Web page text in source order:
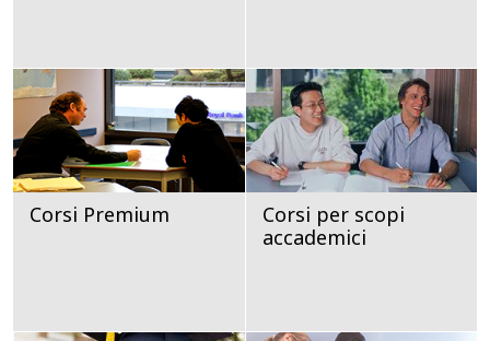
Corsi Premium
Corsi per scopi
accademici